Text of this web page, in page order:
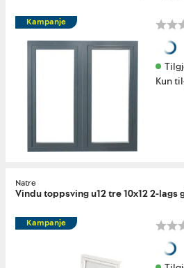
Kampanje
Kun
Natre
Vindu toppsving u12 tre 10x12 2-lags
Kampanje